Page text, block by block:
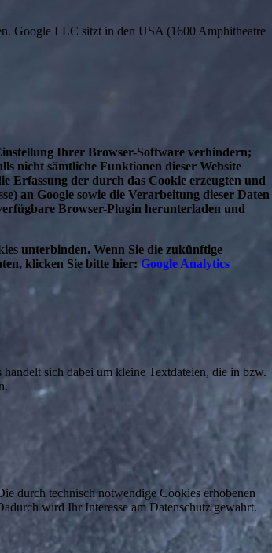
Google LLC sitzt in den USA (1600 Amphitheatre
Ihrer Browser-Software verhindern;
nicht sämtliche Funktionen dieser Website
Erfassung der durch das Cookie erzeugten und
an Google sowie die Verarbeitung dieser Daten
Browser-Plugin herunterladen und
unterbinden. Wenn Sie die zukünftige
klicken Sie bitte hier: Google Analytics
sich dabei um kleine Textdateien, die in bzw.
durch technisch notwendige Cookies erhobenen
wird Ihr Interesse am Datenschutz gewahrt.